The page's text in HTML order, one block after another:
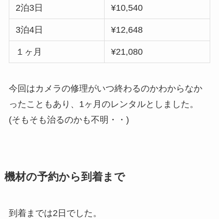
2泊3日 ¥10,540
3泊4日 ¥12,648
１ヶ月 ¥21,080
今回はカメラの修理がいつ終わるのかわからなか
ったこともあり、1ヶ月のレンタルとしました。
(そもそも治るのかも不明・・)
機材の予約から到着まで
到着までは2日でした。